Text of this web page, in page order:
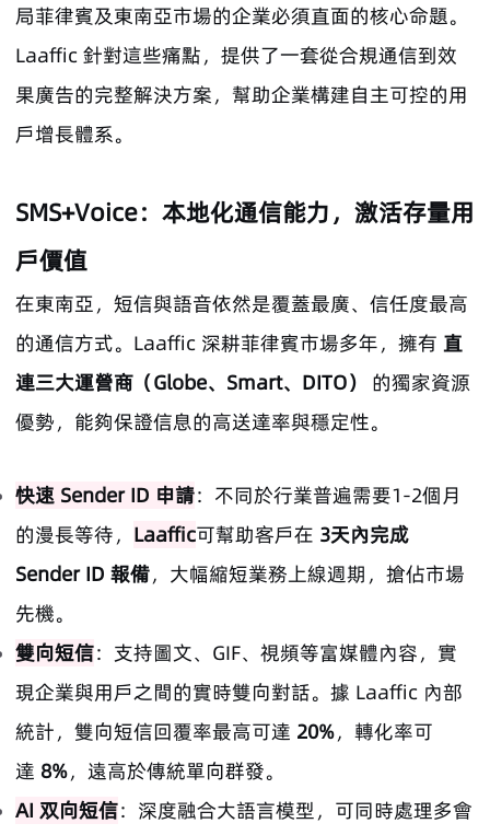
局菲律賓及東南亞市場的企業必須直面的核心命題。
Laaffic 針對這些痛點，提供了一套從合規通信到效
果廣告的完整解決方案，幫助企業構建自主可控的用
戶增長體系。
SMS+Voice：本地化通信能力，激活存量用
戶價值
在東南亞，短信與語音依然是覆蓋最廣、信任度最高
的通信方式。Laaffic 深耕菲律賓市場多年，擁有 直
連三大運營商（Globe、Smart、DITO） 的獨家資源
優勢，能夠保證信息的高送達率與穩定性。
快速 Sender ID 申請：不同於行業普遍需要1-2個月
的漫長等待， Laaffic可幫助客戶在 3天內完成
Sender ID 報備，大幅縮短業務上線週期，搶佔市場
先機。
雙向短信：支持圖文、GIF、視頻等富媒體內容，實
現企業與用戶之間的實時雙向對話。據 Laaffic 內部
統計，雙向短信回覆率最高可達 20%，轉化率可
達 8%，遠高於傳統單向群發。
AI 双向短信：深度融合大語言模型，可同時處理多會